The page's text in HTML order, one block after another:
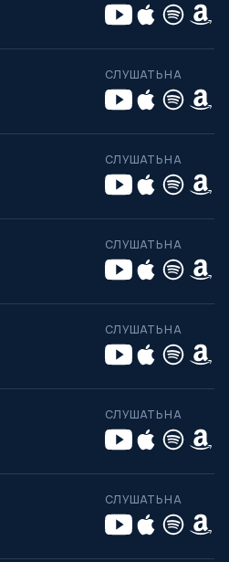
СЛУШАТЬ НА
СЛУШАТЬ НА
СЛУШАТЬ НА
СЛУШАТЬ НА
СЛУШАТЬ НА
СЛУШАТЬ НА